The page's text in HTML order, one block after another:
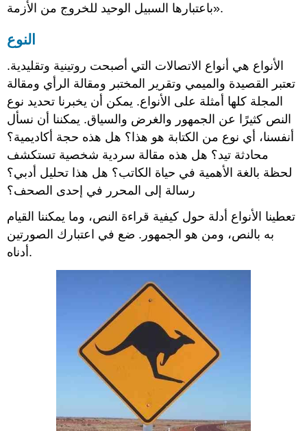
باعتبارها السبيل الوحيد للخروج من الأزمة».
النوع
الأنواع هي أنواع الاتصالات التي أصبحت روتينية وتقليدية.
تعتبر القصيدة والميمي وتقرير المختبر ومقالة الرأي ومقالة
المجلة كلها أمثلة على الأنواع. يمكن أن يخبرنا تحديد نوع
النص كثيرًا عن الجمهور والغرض والسياق. يمكننا أن نسأل
أنفسنا، أي نوع من الكتابة هو هذا؟ هل هذه حجة أكاديمية؟
محادثة تيد؟ هل هذه مقالة سردية شخصية تستكشف
لحظة بالغة الأهمية في حياة الكاتب؟ هل هذا تحليل أدبي؟
رسالة إلى المحرر في إحدى الصحف؟
تعطينا الأنواع أدلة حول كيفية قراءة النص، وما يمكننا القيام
به بالنص، ومن هو الجمهور. ضع في اعتبارك الصورتين
أدناه.